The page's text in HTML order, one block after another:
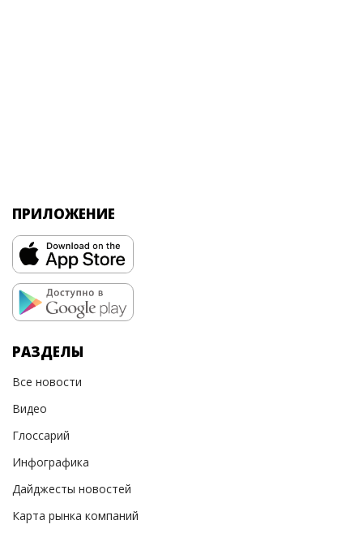
ПРИЛОЖЕНИЕ
РАЗДЕЛЫ
Все новости
Видео
Глоссарий
Инфографика
Дайджесты новостей
Карта рынка компаний